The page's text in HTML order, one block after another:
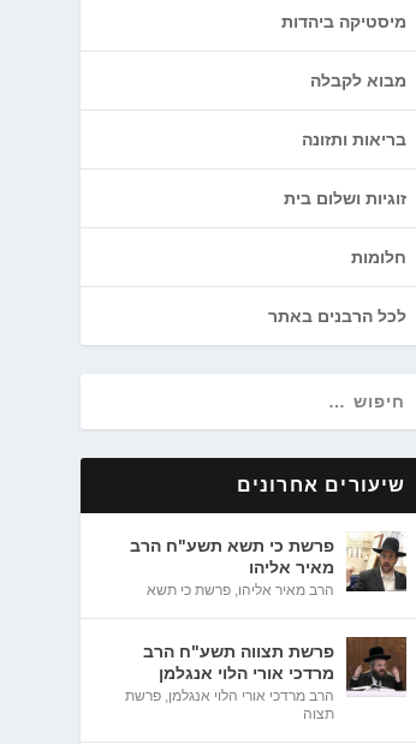
מיסטיקה ביהדות
מבוא לקבלה
בריאות ותזונה
זוגיות ושלום בית
חלומות
לכל הרבנים באתר
שיעורים אחרונים
פרשת כי תשא תשע"ח הרב
מאיר אליהו
הרב מאיר אליהו,פרשת כי תשא
פרשת תצווה תשע"ח הרב
מרדכי אורי הלוי אנגלמן
הרב מרדכי אורי הלוי אנגלמן,פרשת
תצוה